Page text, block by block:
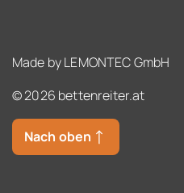
Made byLEMONTEC GmbH
© 2026 bettenreiter.at
Nach oben